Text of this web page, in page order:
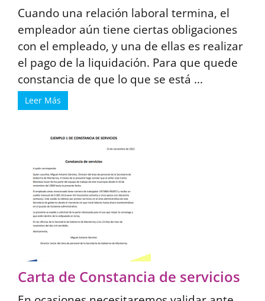
Cuando una relación laboral termina, el
empleador aún tiene ciertas obligaciones
con el empleado, y una de ellas es realizar
el pago de la liquidación. Para que quede
constancia de que lo que se está ...
Leer Más
Carta de Constancia de servicios